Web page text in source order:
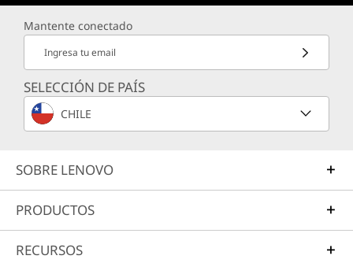
Mantente conectado
Ingresa tu email
SELECCIÓN DE PAÍS
CHILE
SOBRE LENOVO
PRODUCTOS
RECURSOS